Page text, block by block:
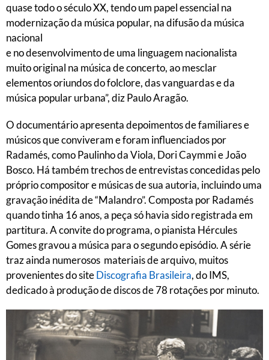
quase todo o século XX, tendo um papel essencial na
modernização da música popular, na difusão da música
nacional
e no desenvolvimento de uma linguagem nacionalista
muito original na música de concerto, ao mesclar
elementos oriundos do folclore, das vanguardas e da
música popular urbana”, diz Paulo Aragão.
O documentário apresenta depoimentos de familiares e
músicos que conviveram e foram influenciados por
Radamés, como Paulinho da Viola, Dori Caymmi e João
Bosco. Há também trechos de entrevistas concedidas pelo
próprio compositor e músicas de sua autoria, incluindo uma
gravação inédita de “Malandro”. Composta por Radamés
quando tinha 16 anos, a peça só havia sido registrada em
partitura. A convite do programa, o pianista Hércules
Gomes gravou a música para o segundo episódio. A série
traz ainda numerosos materiais de arquivo, muitos
provenientes do siteDiscografia Brasileira, do IMS,
dedicado à produção de discos de 78 rotações por minuto.